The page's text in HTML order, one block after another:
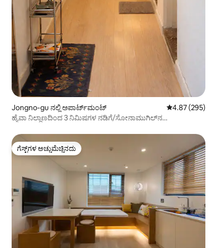
Jongno-gu ನಲ್ಲಿ ಅಪಾರ್ಟ್‌ಮಂಟ್ 5 ರಲ್ಲಿ 4.87
4.87 (295)
ಹ್ಯೆವಾ ನಿಲ್ದಾಣದಿಂದ 3 ನಿಮಿಷಗಳ ನಡಿಗೆ/ಸೋನಾಮುಗಿಲ್‌ನ
ಗೆಸ್ಟ್‌ಗಳ ಅಚ್ಚುಮೆಚ್ಚಿನದು
ಗೆಸ್ಟ್‌ಗಳ ಅಚ್ಚುಮೆಚ್ಚಿನದು